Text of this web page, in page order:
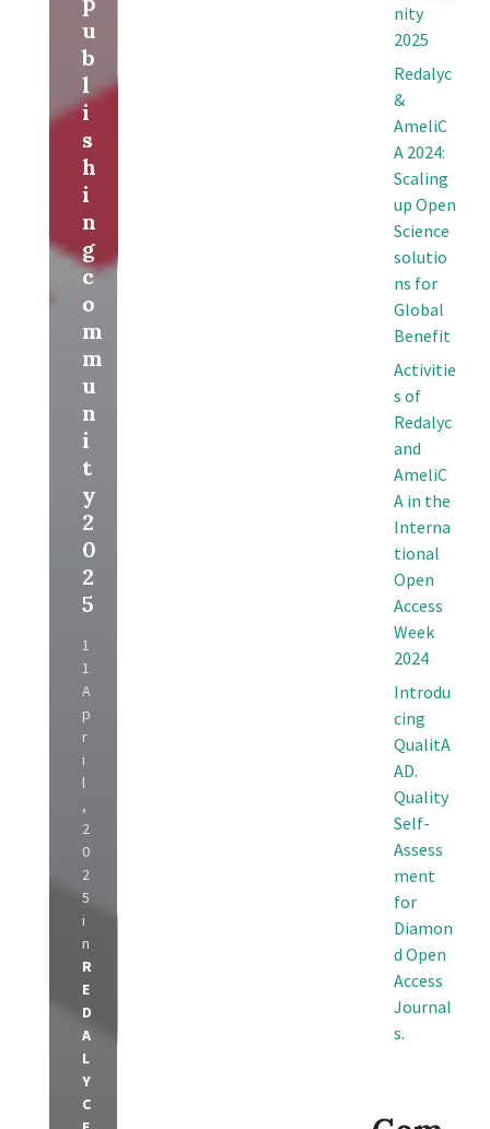
u
b
l
i
s
h
i
n
g
c
o
m
m
u
n
i
t
y
2
0
2
5
1
1
A
p
r
i
l
,
2
0
2
5
i
n
R
E
D
A
L
Y
C
nity
2025
Redalyc
&
AmeliC
A 2024:
Scaling
up Open
Science
solutio
ns for
Global
Benefit
Activitie
s of
Redalyc
and
AmeliC
A in the
Interna
tional
Open
Access
Week
2024
Introdu
cing
QualitA
AD.
Quality
Self-
Assess
ment
for
Diamon
d Open
Access
Journal
s.